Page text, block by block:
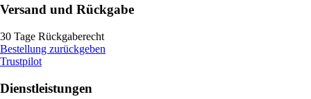
Versand und Rückgabe
30 Tage Rückgaberecht
Bestellung zurückgeben
Trustpilot
Dienstleistungen